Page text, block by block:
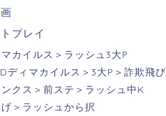
プレイ
イルス＞ラッシュ3大P
ィマカイルス＞3大P＞詐欺飛び
ス＞前ステ＞ラッシュ中K
＞ラッシュから択